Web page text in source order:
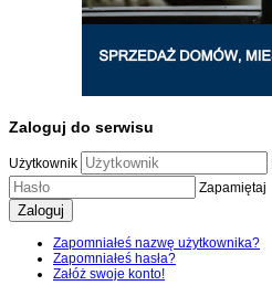
Zaloguj do serwisu
Użytkownik
Zapamiętaj
Zaloguj
Zapomniałeś nazwę użytkownika?
Zapomniałeś hasła?
Załóż swoje konto!